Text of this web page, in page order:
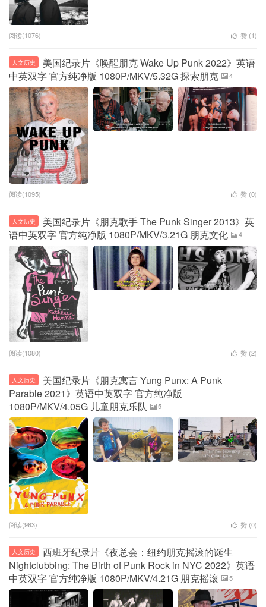
阅读(1076) 赞 (1)
人文历史
美国纪录片《唤醒朋克 Wake Up Punk 2022》英语
中英双字 官方纯净版 1080P/MKV/5.32G 探索朋克
4
阅读(1095) 赞 (0)
人文历史
美国纪录片《朋克歌手 The Punk Singer 2013》英
语中英双字 官方纯净版 1080P/MKV/3.21G 朋克文化
4
阅读(1080) 赞 (2)
人文历史
美国纪录片《朋克寓言 Yung Punx: A Punk
Parable 2021》英语中英双字 官方纯净版
1080P/MKV/4.05G 儿童朋克乐队
5
阅读(963) 赞 (0)
人文历史
西班牙纪录片《夜总会：纽约朋克摇滚的诞生
Nightclubbing: The Birth of Punk Rock in NYC 2022》英语
中英双字 官方纯净版 1080P/MKV/4.21G 朋克摇滚
5